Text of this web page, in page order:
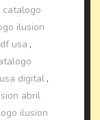
catalogo
ilusion
usa ,
digital ,
abril
ilusion